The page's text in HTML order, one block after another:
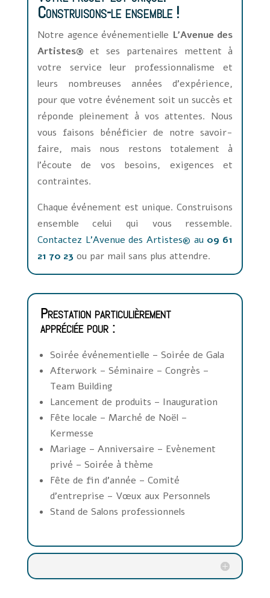
Construisons-le ensemble !
Notre agence événementielle L'Avenue des
Artistes® et ses partenaires mettent à
votre service leur professionnalisme et
leurs nombreuses années d’expérience,
pour que votre événement soit un succès et
réponde pleinement à vos attentes. Nous
vous faisons bénéficier de notre savoir-
faire, mais nous restons totalement à
l’écoute de vos besoins, exigences et
contraintes.
Chaque événement est unique. Construisons
ensemble celui qui vous ressemble.
Contactez L'Avenue des Artistes® au 09 61
21 70 23ou par mail sans plus attendre.
Prestation particulièrement
appréciée pour :
Soirée événementielle – Soirée de Gala
Afterwork – Séminaire – Congrès –
Team Building
Lancement de produits – Inauguration
Fête locale – Marché de Noël –
Kermesse
Mariage – Anniversaire – Evènement
privé – Soirée à thème
Fête de fin d’année – Comité
d’entreprise – Vœux aux Personnels
Stand de Salons professionnels